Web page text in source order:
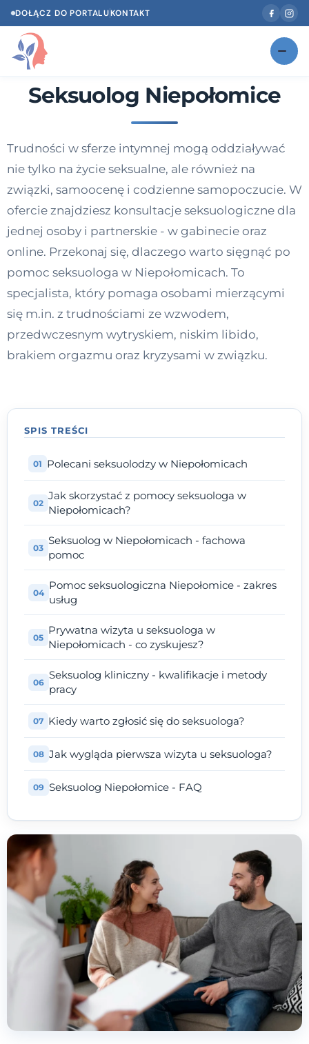
DOŁĄCZ DO PORTALUKONTAKT
Znajdź swojego specjalistę NOWOŚĆ
Według specjalizacji
Diagnozy psychologiczne
Testy psychologiczne
Dawka wiedzy
Dla specjalistów
Kontakt
Seksuolog Niepołomice
Trudności w sferze intymnej mogą oddziaływać
nie tylko na życie seksualne, ale również na
związki, samoocenę i codzienne samopoczucie. W
ofercie znajdziesz konsultacje seksuologiczne dla
jednej osoby i partnerskie - w gabinecie oraz
online. Przekonaj się, dlaczego warto sięgnąć po
pomoc seksuologa w Niepołomicach. To
specjalista, który pomaga osobami mierzącymi
się m.in. z trudnościami ze wzwodem,
przedwczesnym wytryskiem, niskim libido,
brakiem orgazmu oraz kryzysami w związku.
SPIS TREŚCI
Polecani seksuolodzy w Niepołomicach
Jak skorzystać z pomocy seksuologa w
Niepołomicach?
Seksuolog w Niepołomicach - fachowa
pomoc
Pomoc seksuologiczna Niepołomice - zakres
usług
Prywatna wizyta u seksuologa w
Niepołomicach - co zyskujesz?
Seksuolog kliniczny - kwalifikacje i metody
pracy
Kiedy warto zgłosić się do seksuologa?
Jak wygląda pierwsza wizyta u seksuologa?
Seksuolog Niepołomice - FAQ